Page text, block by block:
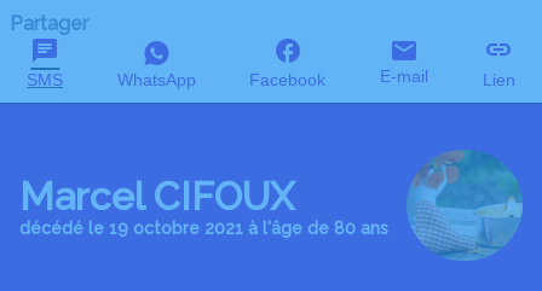
Partager
SMS WhatsApp Facebook E-mail Lien
Marcel CIFOUX
décédé le 19 octobre 2021 à l'âge de 80 ans